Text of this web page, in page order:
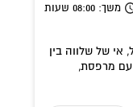
משך: 08:00 שעות
אי של שלווה בין
במלון 296 חדרים עם מרפסת,